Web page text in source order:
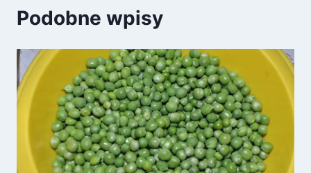
Podobne wpisy